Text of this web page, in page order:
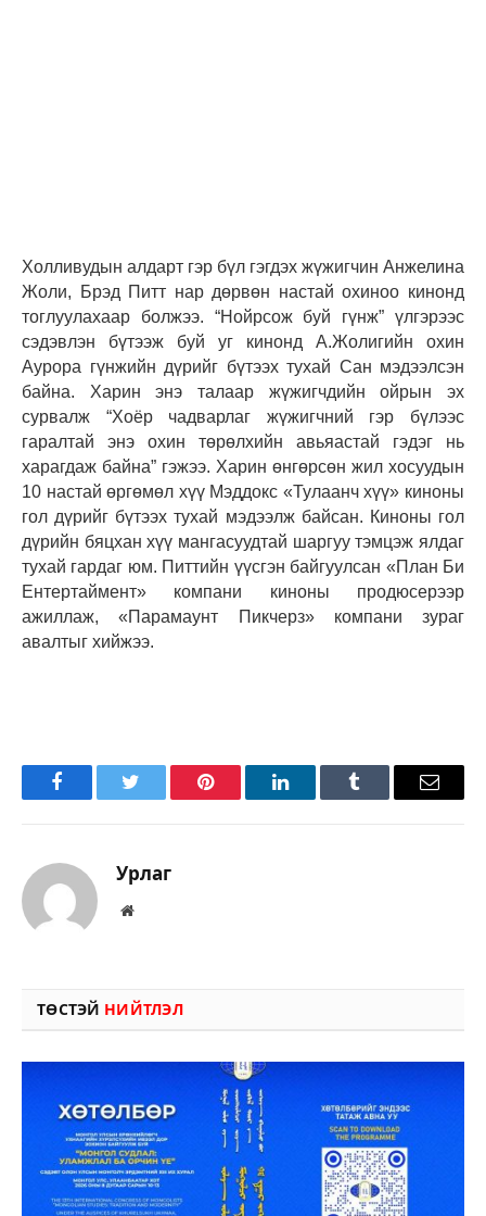
Холливудын алдарт гэр бүл гэгдэх жүжигчин Анжелина
Жоли, Брэд Питт нар дөрвөн настай охиноо кинонд
тоглуулахаар болжээ. “Нойрсож буй гүнж” үлгэрээс
сэдэвлэн бүтээж буй уг кинонд А.Жолигийн охин
Аурора гүнжийн дүрийг бүтээх тухай Сан мэдээлсэн
байна. Харин энэ талаар жүжигчдийн ойрын эх
сурвалж “Хоёр чадварлаг жүжигчний гэр бүлээс
гаралтай энэ охин төрөлхийн авьяастай гэдэг нь
харагдаж байна” гэжээ. Харин өнгөрсөн жил хосуудын
10 настай өргөмөл хүү Мэддокс «Тулаанч хүү» киноны
гол дүрийг бүтээх тухай мэдээлж байсан. Киноны гол
дүрийн бяцхан хүү мангасуудтай шаргуу тэмцэж ялдаг
тухай гардаг юм. Питтийн үүсгэн байгуулсан «План Би
Ентертаймент» компани киноны продюсерээр
ажиллаж, «Парамаунт Пикчерз» компани зураг
авалтыг хийжээ.
FacebookTwitter Pinterest LinkedInTumblr Имэйл
Урлаг
Вэбсайт
ТӨСТЭЙ НИЙТЛЭЛ